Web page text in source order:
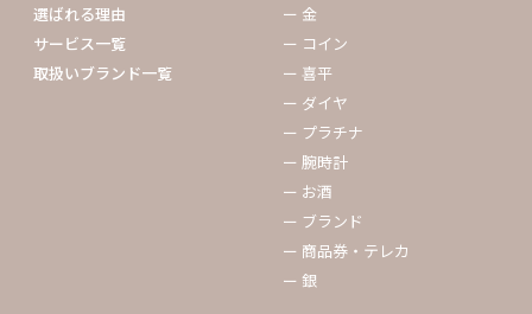
選ばれる理由
サービス一覧
取扱いブランド一覧
ー 金
ー コイン
ー 喜平
ー ダイヤ
ー プラチナ
ー 腕時計
ー お酒
ー ブランド
ー 商品券・テレカ
ー 銀